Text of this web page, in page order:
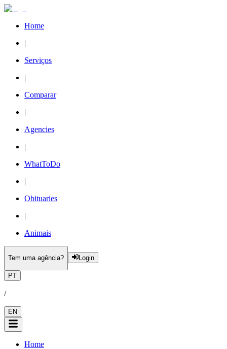
Home
|
Serviços
|
Comparar
|
Agencies
|
WhatToDo
|
Obituaries
|
Animais
Tem uma agência? Login
PT
/
EN
Home